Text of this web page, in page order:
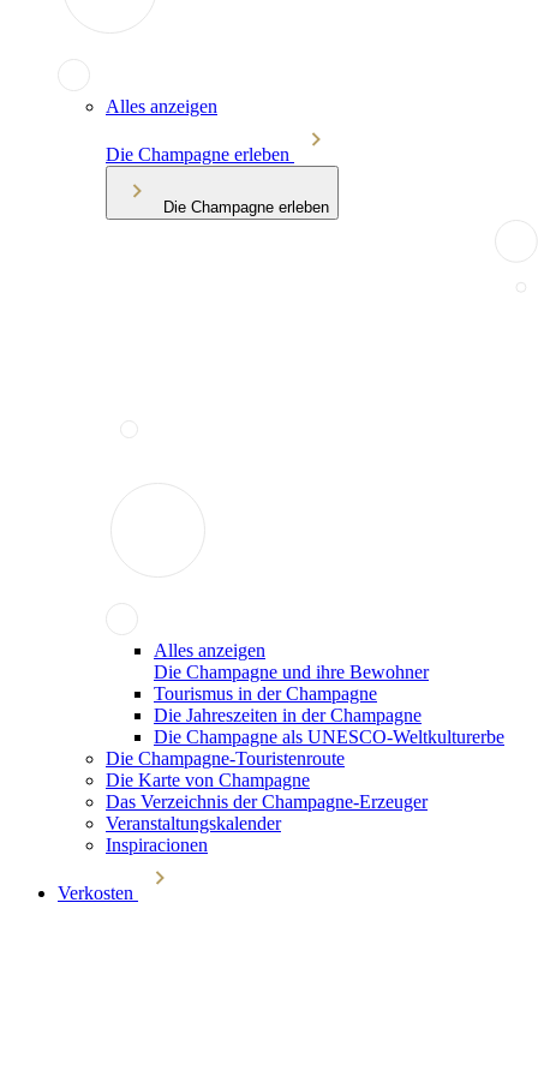
Alles anzeigen
Die Champagne erleben
Die Champagne erleben
Alles anzeigen
Die Champagne und ihre Bewohner
Tourismus in der Champagne
Die Jahreszeiten in der Champagne
Die Champagne als UNESCO-Weltkulturerbe
Die Champagne-Touristenroute
Die Karte von Champagne
Das Verzeichnis der Champagne-Erzeuger
Veranstaltungskalender
Inspiracionen
Verkosten